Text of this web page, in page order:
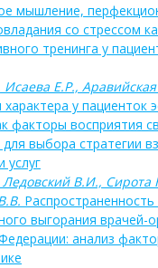
мышление,
со стрессом
тренинга у
Е.Р., Аравийская
у пациенток
факторы восприятия
выбора стратегии
услуг
В.И., Сирота
выгорания врачей-
анализ